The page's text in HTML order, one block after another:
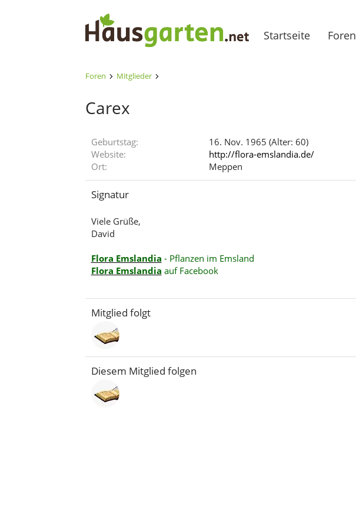
Startseite Foren
Foren Mitglieder
Carex
Geburtstag
16. Nov. 1965 (Alter: 60)
Website
http://flora-emslandia.de/
Ort
Meppen
Signatur
Viele Grüße,
David
Flora Emslandia - Pflanzen im Emsland
Flora Emslandia auf Facebook
Mitglied folgt
Diesem Mitglied folgen